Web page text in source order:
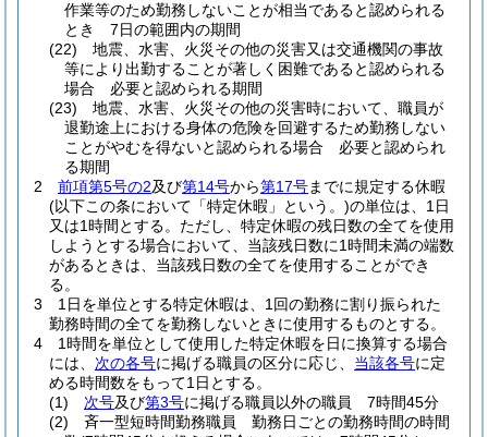
作業等のため勤務しないことが相当であると認められる
とき 7日の範囲内の期間
(22)
地震、水害、火災その他の災害又は交通機関の事故
等により出勤することが著しく困難であると認められる
場合 必要と認められる期間
(23)
地震、水害、火災その他の災害時において、職員が
退勤途上における身体の危険を回避するため勤務しない
ことがやむを得ないと認められる場合 必要と認められ
る期間
2
前項第5号の2及び第14号から第17号までに規定する休暇
(以下この条において「特定休暇」という。)の単位は、1日
又は1時間とする。 ただし、特定休暇の残日数の全てを使用
しようとする場合において、当該残日数に1時間未満の端数
があるときは、当該残日数の全てを使用することができ
る。
3
1日を単位とする特定休暇は、1回の勤務に割り振られた
勤務時間の全てを勤務しないときに使用するものとする。
4
1時間を単位として使用した特定休暇を日に換算する場合
には、 次の各号に掲げる職員の区分に応じ、 当該各号に定
める時間数をもって1日とする。
(1)
次号及び第3号に掲げる職員以外の職員 7時間45分
(2)
斉一型短時間勤務職員 勤務日ごとの勤務時間の時間